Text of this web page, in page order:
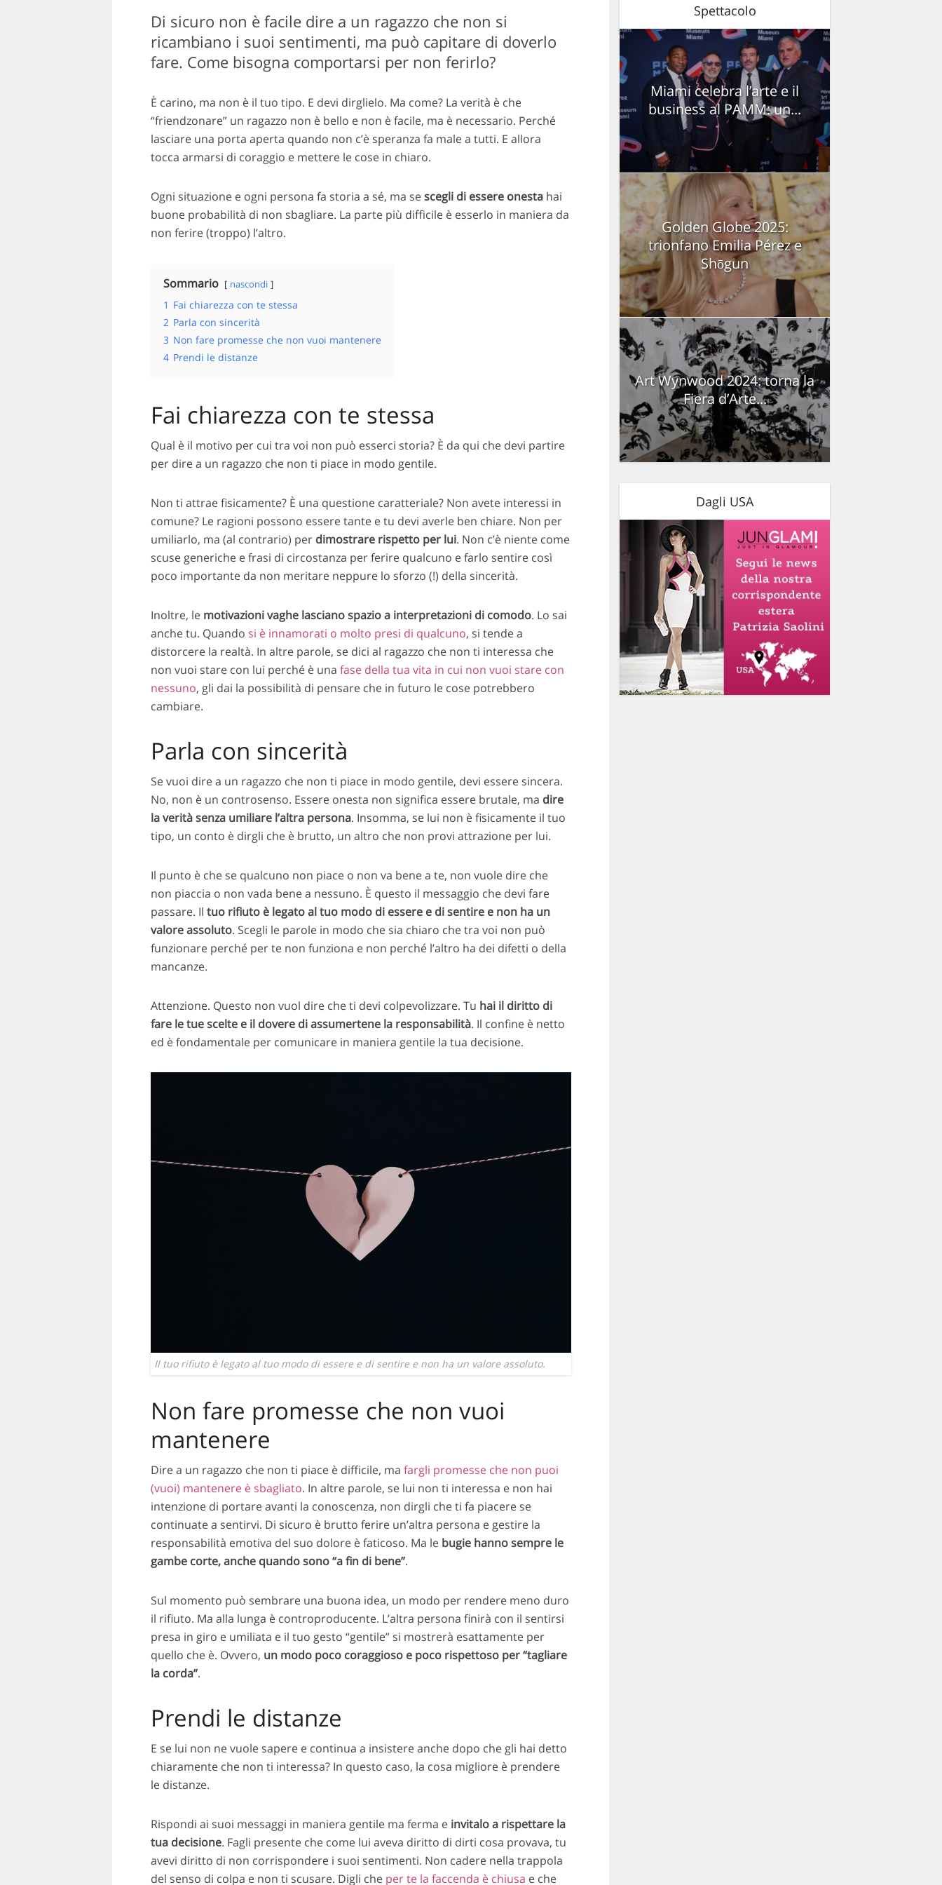
Di sicuro non è facile dire a un ragazzo che non si
ricambiano i suoi sentimenti, ma può capitare di doverlo
fare. Come bisogna comportarsi per non ferirlo?
È carino, ma non è il tuo tipo. E devi dirglielo. Ma come? La verità è che
“friendzonare” un ragazzo non è bello e non è facile, ma è necessario. Perché
lasciare una porta aperta quando non c’è speranza fa male a tutti. E allora
tocca armarsi di coraggio e mettere le cose in chiaro.
Ogni situazione e ogni persona fa storia a sé, ma sescegli di essere onesta hai
buone probabilità di non sbagliare. La parte più difficile è esserlo in maniera da
non ferire (troppo) l’altro.
Sommario nascondi
1 Fai chiarezza con te stessa
2 Parla con sincerità
3 Non fare promesse che non vuoi mantenere
4 Prendi le distanze
Fai chiarezza con te stessa
Qual è il motivo per cui tra voi non può esserci storia? È da qui che devi partire
per dire a un ragazzo che non ti piace in modo gentile.
Non ti attrae fisicamente? È una questione caratteriale? Non avete interessi in
comune? Le ragioni possono essere tante e tu devi averle ben chiare. Non per
umiliarlo, ma (al contrario) per dimostrare rispetto per lui. Non c’è niente come
scuse generiche e frasi di circostanza per ferire qualcuno e farlo sentire così
poco importante da non meritare neppure lo sforzo (!) della sincerità.
Inoltre, le motivazioni vaghe lasciano spazio a interpretazioni di comodo. Lo sai
anche tu. Quando si è innamorati o molto presi di qualcuno, si tende a
distorcere la realtà. In altre parole, se dici al ragazzo che non ti interessa che
non vuoi stare con lui perché è una fase della tua vita in cui non vuoi stare con
nessuno, gli dai la possibilità di pensare che in futuro le cose potrebbero
cambiare.
Parla con sincerità
Se vuoi dire a un ragazzo che non ti piace in modo gentile, devi essere sincera.
No, non è un controsenso. Essere onesta non significa essere brutale, ma dire
la verità senza umiliare l’altra persona. Insomma, se lui non è fisicamente il tuo
tipo, un conto è dirgli che è brutto, un altro che non provi attrazione per lui.
Il punto è che se qualcuno non piace o non va bene a te, non vuole dire che
non piaccia o non vada bene a nessuno. È questo il messaggio che devi fare
passare. Il tuo rifiuto è legato al tuo modo di essere e di sentire e non ha un
valore assoluto. Scegli le parole in modo che sia chiaro che tra voi non può
funzionare perché per te non funziona e non perché l’altro ha dei difetti o della
mancanze.
Attenzione. Questo non vuol dire che ti devi colpevolizzare. Tu hai il diritto di
fare le tue scelte e il dovere di assumertene la responsabilità. Il confine è netto
ed è fondamentale per comunicare in maniera gentile la tua decisione.
Il tuo rifiuto è legato al tuo modo di essere e di sentire e non ha un valore assoluto.
Non fare promesse che non vuoi
mantenere
Dire a un ragazzo che non ti piace è difficile, ma fargli promesse che non puoi
(vuoi) mantenere è sbagliato. In altre parole, se lui non ti interessa e non hai
intenzione di portare avanti la conoscenza, non dirgli che ti fa piacere se
continuate a sentirvi. Di sicuro è brutto ferire un’altra persona e gestire la
responsabilità emotiva del suo dolore è faticoso. Ma le bugie hanno sempre le
gambe corte, anche quando sono “a fin di bene”.
Sul momento può sembrare una buona idea, un modo per rendere meno duro
il rifiuto. Ma alla lunga è controproducente. L’altra persona finirà con il sentirsi
presa in giro e umiliata e il tuo gesto “gentile” si mostrerà esattamente per
quello che è. Ovvero, un modo poco coraggioso e poco rispettoso per “tagliare
la corda”.
Prendi le distanze
E se lui non ne vuole sapere e continua a insistere anche dopo che gli hai detto
chiaramente che non ti interessa? In questo caso, la cosa migliore è prendere
le distanze.
Rispondi ai suoi messaggi in maniera gentile ma ferma e invitalo a rispettare la
tua decisione. Fagli presente che come lui aveva diritto di dirti cosa provava, tu
avevi diritto di non corrispondere i suoi sentimenti. Non cadere nella trappola
del senso di colpa e non ti scusare. Digli che per te la faccenda è chiusa e che
Spettacolo
Miami celebra l’arte e il
business al PAMM: un...
Golden Globe 2025:
trionfano Emilia Pérez e
Shōgun
Art Wynwood 2024: torna la
Fiera d’Arte...
Dagli USA